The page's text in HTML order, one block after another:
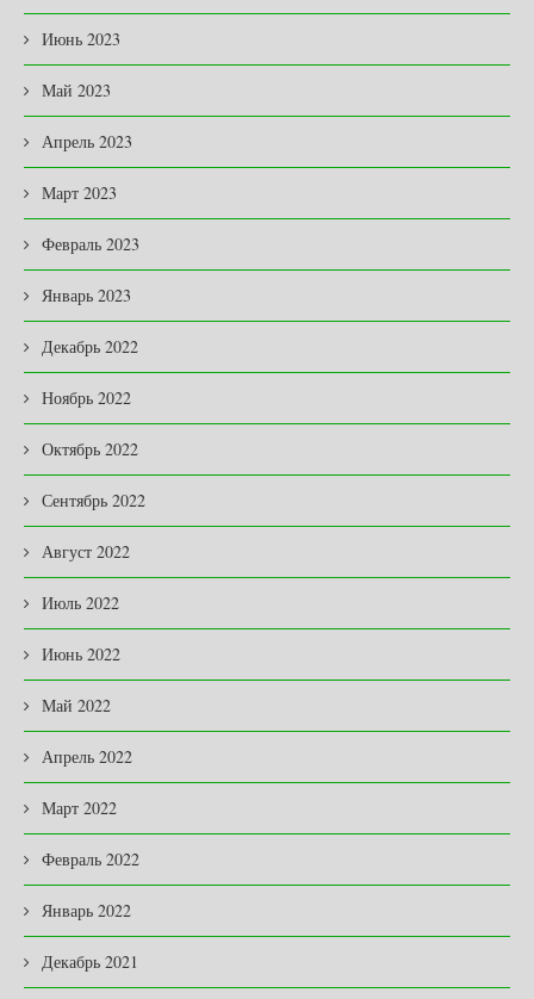
Июнь 2023
Май 2023
Апрель 2023
Март 2023
Февраль 2023
Январь 2023
Декабрь 2022
Ноябрь 2022
Октябрь 2022
Сентябрь 2022
Август 2022
Июль 2022
Июнь 2022
Май 2022
Апрель 2022
Март 2022
Февраль 2022
Январь 2022
Декабрь 2021